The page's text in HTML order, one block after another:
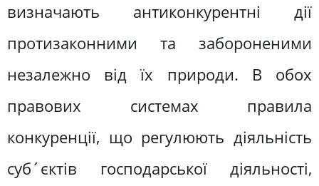
визначають антиконкурентні дії
протизаконними та забороненими
незалежно від їх природи. В обох
правових системах правила
конкуренції, що регулюють діяльність
суб´єктів господарської діяльності,